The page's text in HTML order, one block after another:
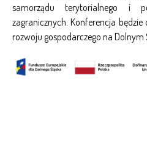
samorządu terytorialnego i
zagranicznych. Konferencja
rozwoju gospodarczego na Dolnym